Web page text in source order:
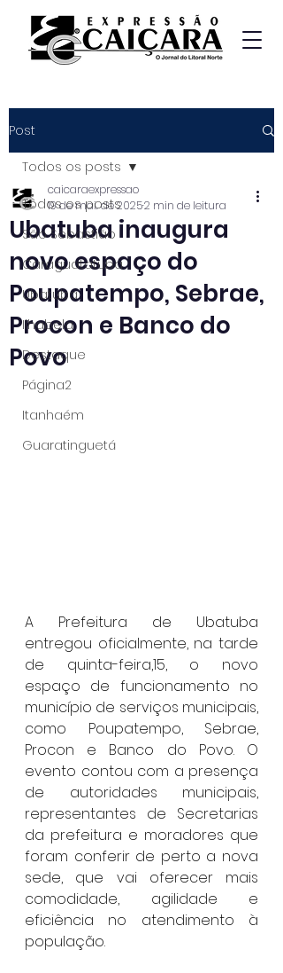
Post
Todos os posts
São Sebastião
Caraguatatuba
Ubatuba
Ilhabela
Destaque
Página2
Itanhaém
Guaratinguetá
Todos os posts
Ubatuba inaugura
novo espaço do
Poupatempo, Sebrae,
Procon e Banco do
Povo
caicaraexpressao
19 de mai. de 20252 min de leitura
A Prefeitura de Ubatuba
entregou oficialmente, na tarde
de quinta-feira,15, o novo
espaço de funcionamento no
município de serviços municipais,
como Poupatempo, Sebrae,
Procon e Banco do Povo. O
evento contou com a presença
de autoridades municipais,
representantes de Secretarias
da prefeitura e moradores que
foram conferir de perto a nova
sede, que vai oferecer mais
comodidade, agilidade e
eficiência no atendimento à
população.